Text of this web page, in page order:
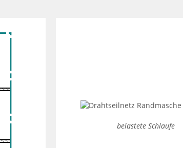
belastete Schlaufe